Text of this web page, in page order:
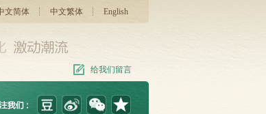
文简体 中文繁体 English
给我们留言